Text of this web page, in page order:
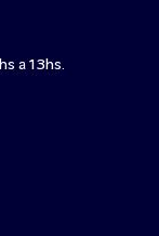
a 13hs.